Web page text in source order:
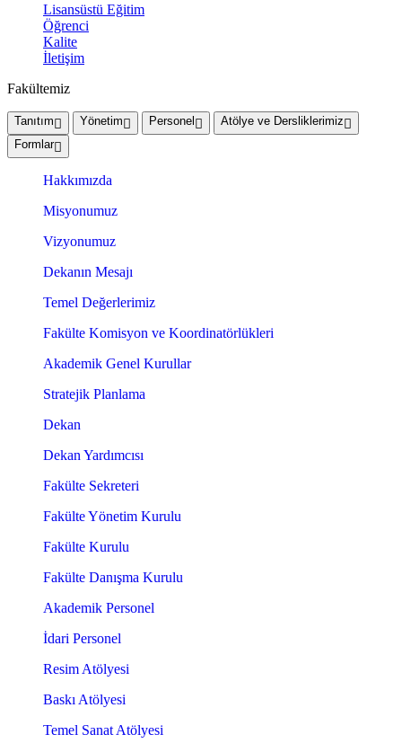
Lisansüstü Eğitim
Öğrenci
Kalite
İletişim
Fakültemiz
Tanıtım Yönetim Personel
Atölye ve Dersliklerimiz
Formlar
Hakkımızda
Misyonumuz
Vizyonumuz
Dekanın Mesajı
Temel Değerlerimiz
Fakülte Komisyon ve Koordinatörlükleri
Akademik Genel Kurullar
Stratejik Planlama
Dekan
Dekan Yardımcısı
Fakülte Sekreteri
Fakülte Yönetim Kurulu
Fakülte Kurulu
Fakülte Danışma Kurulu
Akademik Personel
İdari Personel
Resim Atölyesi
Baskı Atölyesi
Temel Sanat Atölyesi